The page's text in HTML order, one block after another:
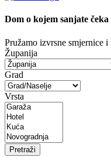
Dom o kojem sanjate čeka
Pružamo izvrsne smjernice
Županija
Grad
Vrsta
Pretraži